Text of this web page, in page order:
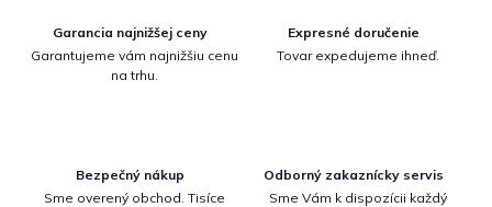
Garancia najnižšej ceny
Garantujeme vám najnižšiu cenu
na trhu.
Expresné doručenie
Tovar expedujeme ihneď.
Bezpečný nákup
Sme overený obchod. Tisíce
Odborný zakaznícky servis
Sme Vám k dispozícii každý